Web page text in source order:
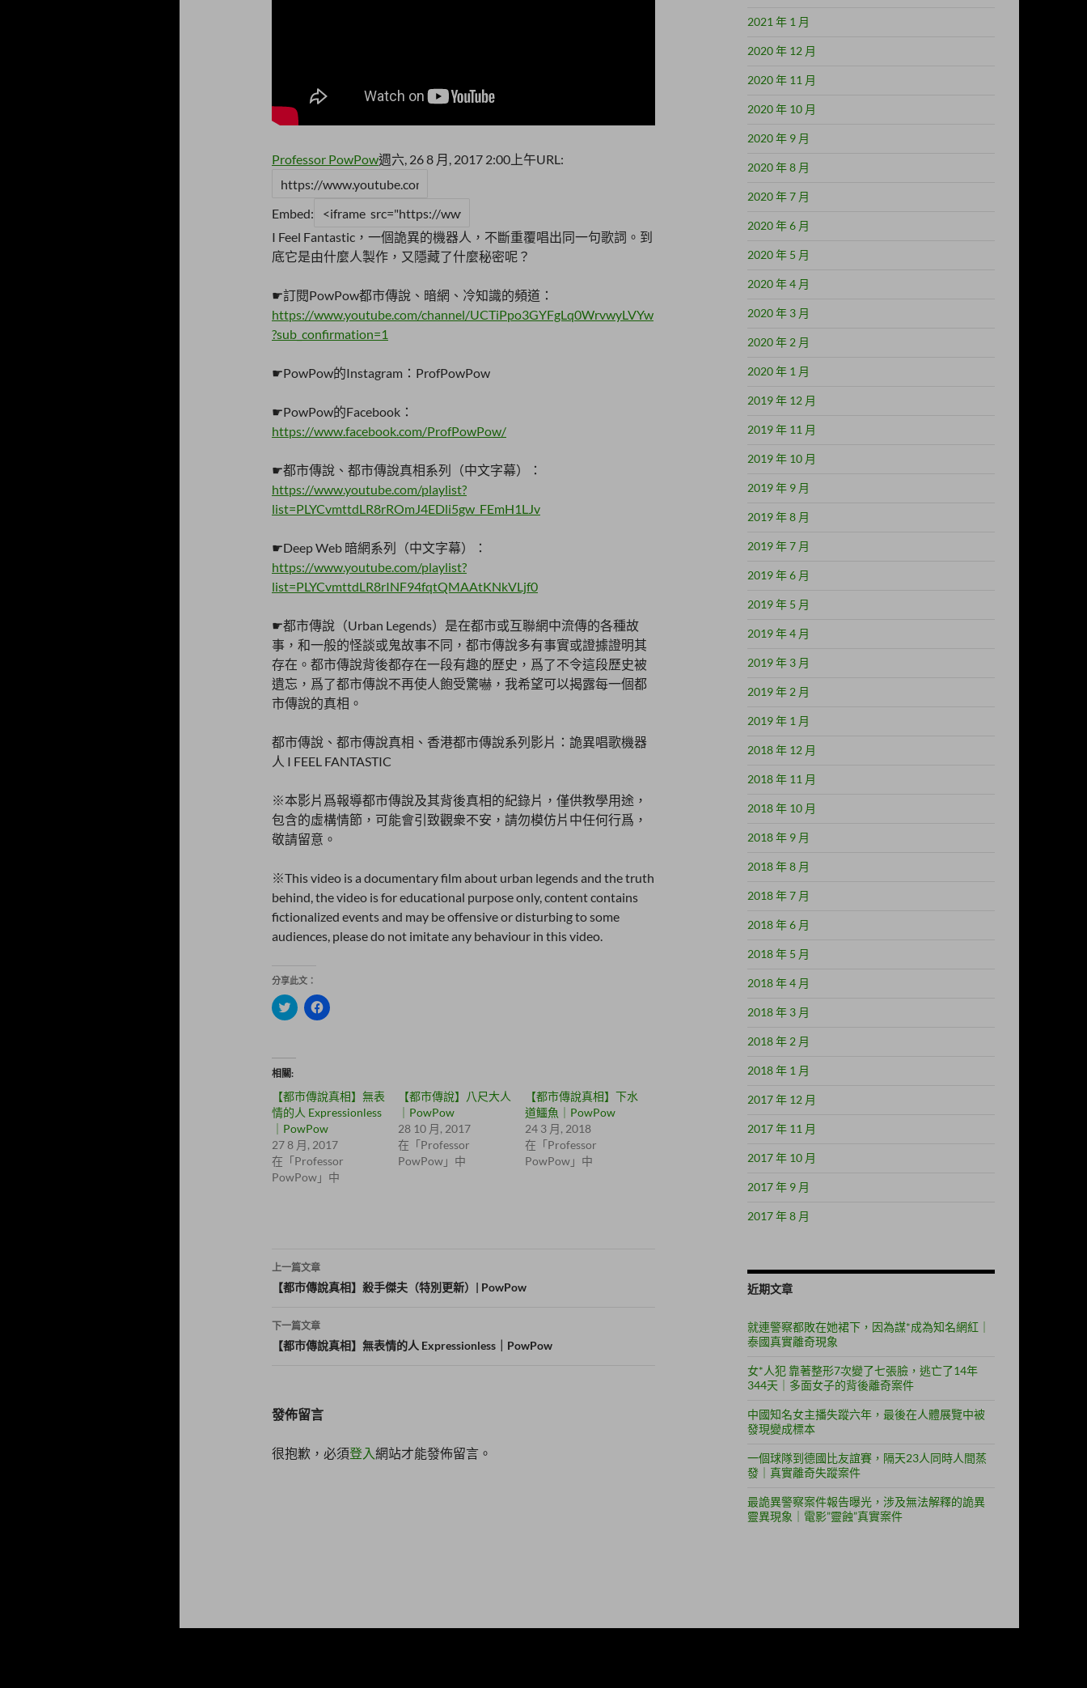
Professor PowPow週六, 26 8 月, 2017 2:00上午URL:
Embed:
I Feel Fantastic，一個詭異的機器人，不斷重覆唱出同一句歌詞。到
底它是由什麼人製作，又隱藏了什麼秘密呢？
☛訂閱PowPow都市傳說、暗網、冷知識的頻道：
https://www.youtube.com/channel/UCTiPpo3GYFgLq0WrvwyLVYw
?sub_confirmation=1
☛PowPow的Instagram：ProfPowPow
☛PowPow的Facebook：
https://www.facebook.com/ProfPowPow/
☛都市傳說、都市傳說真相系列（中文字幕）：
https://www.youtube.com/playlist?
list=PLYCvmttdLR8rROmJ4EDli5gw_FEmH1LJv
☛Deep Web 暗網系列（中文字幕）：
https://www.youtube.com/playlist?
list=PLYCvmttdLR8rINF94fqtQMAAtKNkVLjf0
☛都市傳說（Urban Legends）是在都市或互聯網中流傳的各種故
事，和一般的怪談或鬼故事不同，都市傳說多有事實或證據證明其
存在。都市傳說背後都存在一段有趣的歷史，爲了不令這段歷史被
遺忘，爲了都市傳說不再使人飽受驚嚇，我希望可以揭露每一個都
市傳說的真相。
都市傳說、都市傳說真相、香港都市傳說系列影片：詭異唱歌機器
人 I FEEL FANTASTIC
※本影片爲報導都市傳說及其背後真相的紀錄片，僅供教學用途，
包含的虛構情節，可能會引致觀衆不安，請勿模仿片中任何行爲，
敬請留意。
※This video is a documentary film about urban legends and the truth
behind, the video is for educational purpose only, content contains
fictionalized events and may be offensive or disturbing to some
audiences, please do not imitate any behaviour in this video.
分享此文：
分
享
i
t
e
r
(
在
新
視
窗
中
開
啟
按
一
a
c
e
b
o
o
k
(
在
新
相關
【都市傳說真相】無表
情的人 Expressionless
｜PowPow
27 8 月, 2017
在「Professor
PowPow」中
【都市傳說】八尺大人
｜PowPow
28 10 月, 2017
在「Professor
PowPow」中
【都市傳說真相】下水
道鱷魚｜PowPow
24 3 月, 2018
在「Professor
PowPow」中
文
章
導
覽
上一篇文章
【都市傳說真相】殺手傑夫（特別更新）| PowPow
下一篇文章
【都市傳說真相】無表情的人 Expressionless｜PowPow
發佈留言
很抱歉，必須登入網站才能發佈留言。
2021 年 1 月
2020 年 12 月
2020 年 11 月
2020 年 10 月
2020 年 9 月
2020 年 8 月
2020 年 7 月
2020 年 6 月
2020 年 5 月
2020 年 4 月
2020 年 3 月
2020 年 2 月
2020 年 1 月
2019 年 12 月
2019 年 11 月
2019 年 10 月
2019 年 9 月
2019 年 8 月
2019 年 7 月
2019 年 6 月
2019 年 5 月
2019 年 4 月
2019 年 3 月
2019 年 2 月
2019 年 1 月
2018 年 12 月
2018 年 11 月
2018 年 10 月
2018 年 9 月
2018 年 8 月
2018 年 7 月
2018 年 6 月
2018 年 5 月
2018 年 4 月
2018 年 3 月
2018 年 2 月
2018 年 1 月
2017 年 12 月
2017 年 11 月
2017 年 10 月
2017 年 9 月
2017 年 8 月
近期文章
就連警察都敗在她裙下，因為謀*成為知名網紅｜
泰國真實離奇現象
女*人犯 靠著整形7次變了七張臉，逃亡了14年
344天｜多面女子的背後離奇案件
中國知名女主播失蹤六年，最後在人體展覽中被
發現變成標本
一個球隊到德國比友誼賽，隔天23人同時人間蒸
發｜真實離奇失蹤案件
最詭異警察案件報告曝光，涉及無法解釋的詭異
靈異現象｜電影”靈蝕”真實案件